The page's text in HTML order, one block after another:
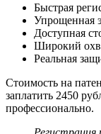
Быстрая
Упрощенная
Доступная
Широкий
Реальная
Стоимость на
заплатить 2450
профессионально.